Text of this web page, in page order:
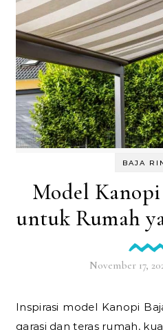
BAJA
Model
untuk Rumah
November 17,
Inspirasi model Kanopi Baja Ringan modern untuk
garasi dan teras rumah,